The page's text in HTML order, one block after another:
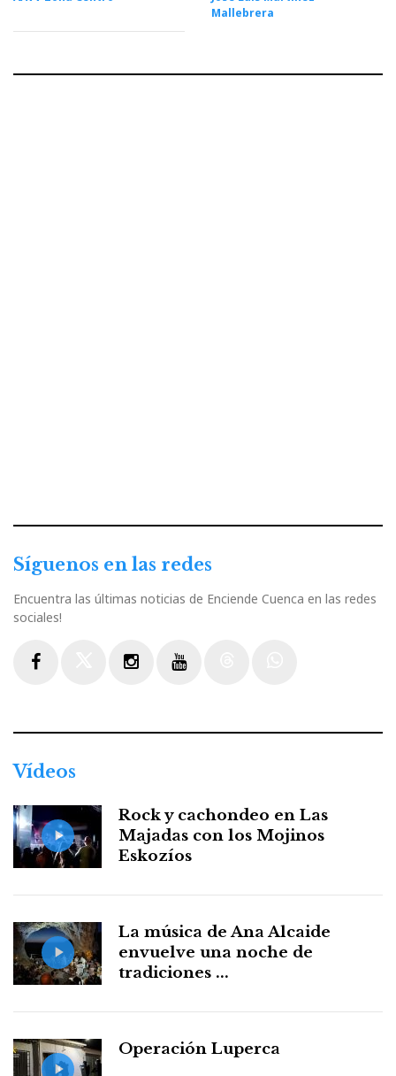
Mallebrera
Síguenos en las redes
Encuentra las últimas noticias de Enciende Cuenca en las redes
sociales!
Vídeos
Rock y cachondeo en Las
Majadas con los Mojinos
Eskozíos
La música de Ana Alcaide
envuelve una noche de
tradiciones ...
Operación Luperca